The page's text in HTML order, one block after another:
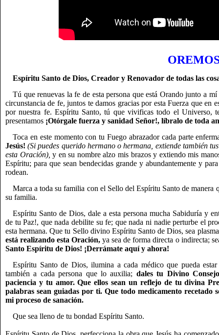
Espíritu Santo de Dios, Creador y Renovador de todas las
Tú que renuevas la fe de esta persona que está Orando junto a
circunstancia de fe, juntos te damos gracias por esta Fuerza que
por nuestra fe. Espíritu Santo, tú que vivificas todo el Universo,
presentamos ¡Otórgale fuerza y sanidad Señor!, líbralo de toda
Toca en este momento con tu Fuego abrazador cada parte
Jesús! (Si puedes querido hermano o hermana, extiende también
esta Oración), y en su nombre alzo mis brazos y extiendo mis
Espíritu; para que sean bendecidas grande y abundantemente y
rodean.
Marca a toda su familia con el Sello del Espíritu Santo de manera
su familia.
Espíritu Santo de Dios, dale a esta persona mucha Sabiduría y
de tu Paz!, que nada debilite su fe; que nada ni nadie perturbe el
esta hermana. Que tu Sello divino Espíritu Santo de Dios, sea
está realizando esta Oración, ya sea de forma directa o indirecta;
Santo Espíritu de Dios! ¡Derrámate aquí y ahora!
Espíritu Santo de Dios, ilumina a cada médico que pueda
también a cada persona que lo auxilia; dales tu Divino
paciencia y tu amor. Que ellos sean un reflejo de tu divina
palabras sean guiadas por ti. Que todo medicamento
mi proceso de sanación.
Que sea lleno de tu bondad Espíritu Santo.